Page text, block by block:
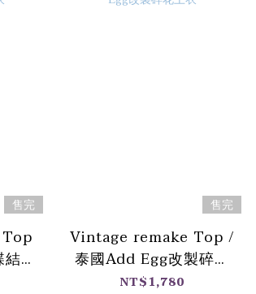
售完
領
售完
Vintage remake Top /
泰國Add Egg改製碎花
上衣
NT$1,780